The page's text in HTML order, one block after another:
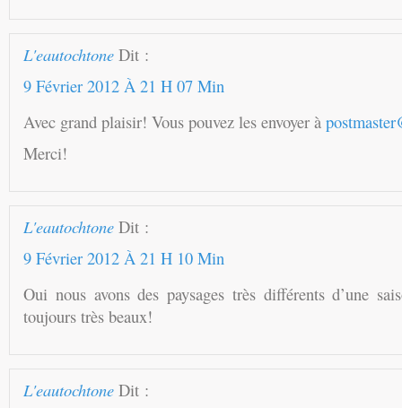
L'eautochtone Dit :
9 Février 2012 À 21 H 07 Min
Avec grand plaisir! Vous pouvez les envoyer à
Merci!
L'eautochtone Dit :
9 Février 2012 À 21 H 10 Min
Oui nous avons des paysages très différents d’une
toujours très beaux!
L'eautochtone Dit :